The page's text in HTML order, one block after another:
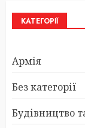
КАТЕГОРІЇ
Армія
Без категорії
Будівництво